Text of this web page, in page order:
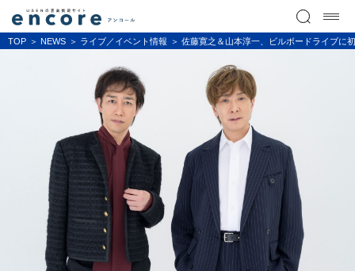
TOP NEWS ライブ／イベント情報 佐藤寛之＆山本淳一、ビルボードライブに